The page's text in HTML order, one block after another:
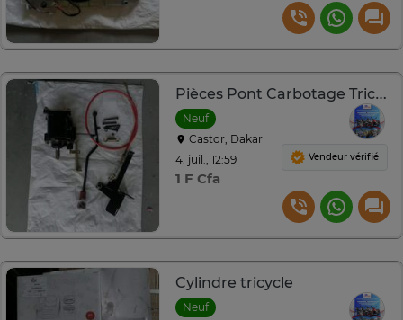
Pièces Pont Carbotage Tricycle
Neuf
Castor, Dakar
4. juil., 12:59
1 F Cfa
Vendeur vérifié
Cylindre tricycle
Neuf